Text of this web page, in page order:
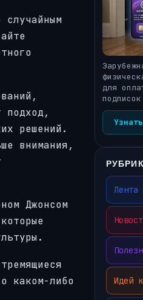
подход,
решений.
внимания,
Джонсом
каком-либо
для
Лента
Идей